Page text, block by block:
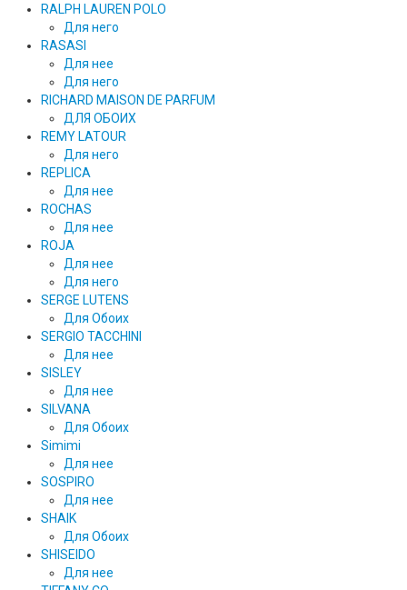
RALPH LAUREN POLO
Для него
RASASI
Для нее
Для него
RICHARD MAISON DE PARFUM
ДЛЯ ОБОИХ
REMY LATOUR
Для него
REPLICA
Для нее
ROCHAS
Для нее
ROJA
Для нее
Для него
SERGE LUTENS
Для Обоих
SERGIO TACCHINI
Для нее
SISLEY
Для нее
SILVANA
Для Обоих
Simimi
Для нее
SOSPIRO
Для нее
SHAIK
Для Обоих
SHISEIDO
Для нее